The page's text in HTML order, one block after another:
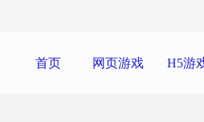
首页 网页游戏 H5游